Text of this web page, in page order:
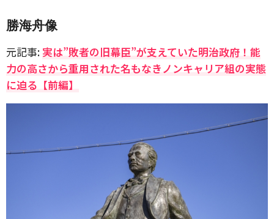
勝海舟像
元記事:実は”敗者の旧幕臣”が支えていた明治政府！能
力の高さから重用された名もなきノンキャリア組の実態
に迫る【前編】